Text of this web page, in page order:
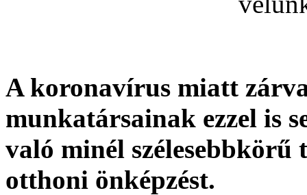
A koronavírus miatt
munkatársainak ezzel is
való minél szélesebbkörű
otthoni önképzést.